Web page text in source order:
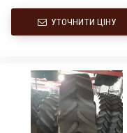
УТОЧНИТИ ЦІНУ